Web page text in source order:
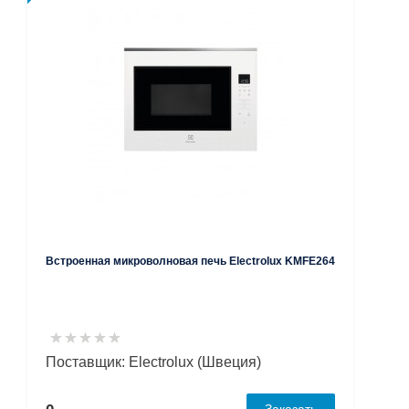
Встроенная микроволновая печь Electrolux KMFE264
Поставщик: Electrolux (Швеция)